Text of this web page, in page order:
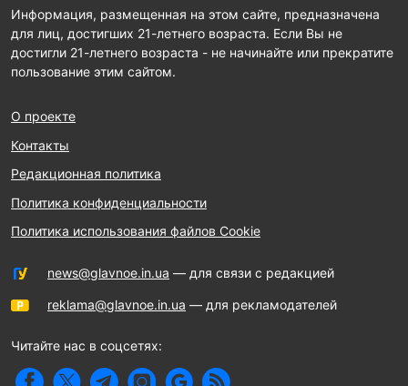
Информация, размещенная на этом сайте, предназначена
для лиц, достигших 21-летнего возраста. Если Вы не
достигли 21-летнего возраста - не начинайте или прекратите
пользование этим сайтом.
О проекте
Контакты
Редакционная политика
Политика конфиденциальности
Политика использования файлов Cookie
news@glavnoe.in.ua — для связи с редакцией
reklama@glavnoe.in.ua — для рекламодателей
Читайте нас в соцсетях: